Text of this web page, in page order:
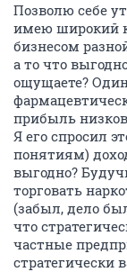
Позволю себе
имею широкий
бизнесом
а то что
ощущаете?
прибыль
Я его спросил
понятиям)
выгодно?
торговать
(забыл, дело
что
частные
стратегически